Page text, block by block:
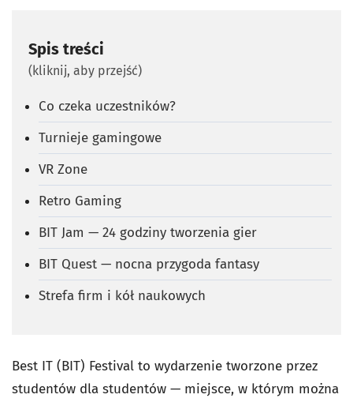
Spis treści
(kliknij, aby przejść)
Co czeka uczestników?
Turnieje gamingowe
VR Zone
Retro Gaming
BIT Jam — 24 godziny tworzenia gier
BIT Quest — nocna przygoda fantasy
Strefa firm i kół naukowych
Best IT (BIT) Festival to wydarzenie tworzone przez
studentów dla studentów — miejsce, w którym można